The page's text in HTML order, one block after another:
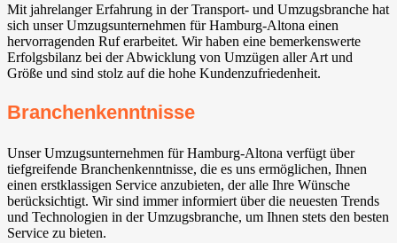
Mit jahrelanger Erfahrung in der Transport- und Umzugsbranche hat
sich unser Umzugsunternehmen für Hamburg-Altona einen
hervorragenden Ruf erarbeitet. Wir haben eine bemerkenswerte
Erfolgsbilanz bei der Abwicklung von Umzügen aller Art und
Größe und sind stolz auf die hohe Kundenzufriedenheit.
Branchenkenntnisse
Unser Umzugsunternehmen für Hamburg-Altona verfügt über
tiefgreifende Branchenkenntnisse, die es uns ermöglichen, Ihnen
einen erstklassigen Service anzubieten, der alle Ihre Wünsche
berücksichtigt. Wir sind immer informiert über die neuesten Trends
und Technologien in der Umzugsbranche, um Ihnen stets den besten
Service zu bieten.